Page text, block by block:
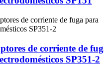
de corriente de
SP351-2